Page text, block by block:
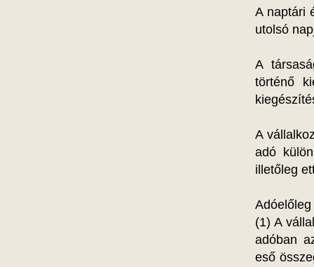
A naptári
utolsó
A
történő
A
adó
illetőleg
(1) A
adóban
eső